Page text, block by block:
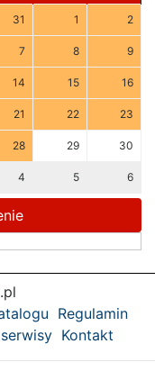
31 1 2
7 8 9
14 15 16
21 22 23
28 29 30
4 5 6
Regulamin
Kontakt